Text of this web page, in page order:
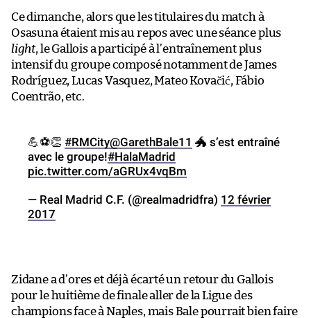
Ce dimanche, alors que les titulaires du match à
Osasuna étaient mis au repos avec une séance plus
light, le Gallois a participé à l’entraînement plus
intensif du groupe composé notamment de James
Rodríguez, Lucas Vasquez, Mateo Kovačić, Fábio
Coentrão, etc.
💪⚽️👏 #RMCity@GarethBale11 🐲 s’est entraîné
avec le groupe!#HalaMadrid
pic.twitter.com/aGRUx4vqBm
— Real Madrid C.F. (@realmadridfra) 12 février
2017
Zidane a d’ores et déjà écarté un retour du Gallois
pour le huitième de finale aller de la Ligue des
champions face à Naples, mais Bale pourrait bien faire